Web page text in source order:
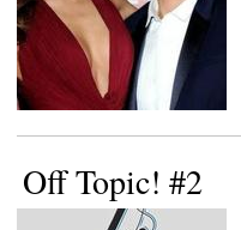
Off Topic! #2